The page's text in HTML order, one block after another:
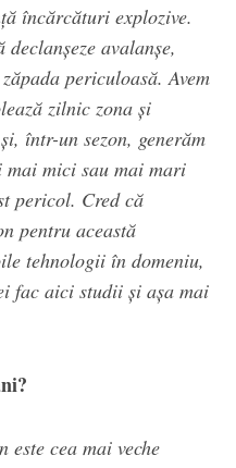
încărcături explozive.
avalanșe,
periculoasă. Avem
zilnic zona și
într-un sezon, generăm
mai mici sau mai mari
pericol. Cred că
pentru această
tehnologii în domeniu,
fac aici studii și așa mai
este cea mai veche